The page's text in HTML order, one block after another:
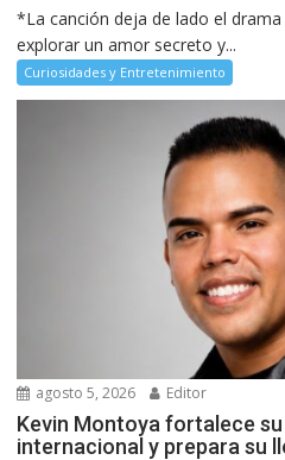
*La canción deja de lado el
explorar un amor secreto y...
Curiosidades y Entretenimiento
agosto 5, 2026 Editor
Kevin Montoya fortalece
internacional y prepara su